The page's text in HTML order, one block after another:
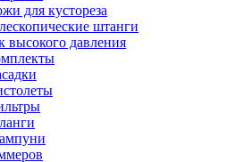
для кустореза
штанги
высокого давления